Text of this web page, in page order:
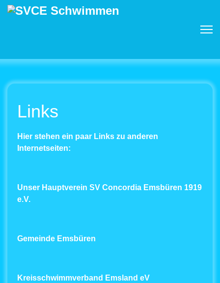
Links
Hier stehen ein paar Links zu anderen
Internetseiten:
Unser Hauptverein SV Concordia Emsbüren 1919
e.V.
Gemeinde Emsbüren
Kreisschwimmverband Emsland eV